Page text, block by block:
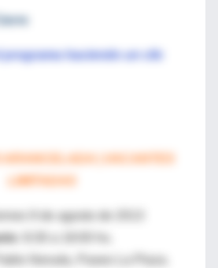
programa haciendo un clic
9 de agosto de 2013